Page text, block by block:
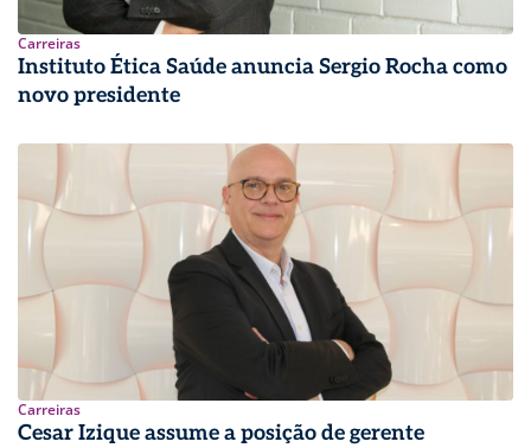
Carreiras
Instituto Ética Saúde anuncia Sergio Rocha como
novo presidente
Carreiras
Cesar Izique assume a posição de gerente